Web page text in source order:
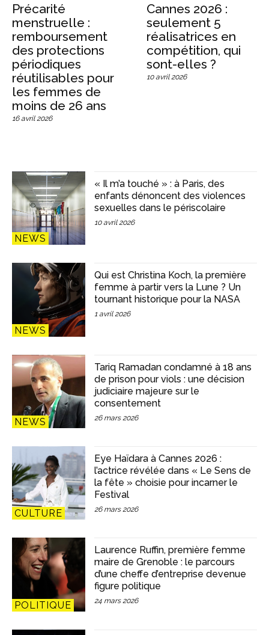
Précarité
menstruelle :
remboursement
des protections
périodiques
réutilisables pour
les femmes de
moins de 26 ans
16 avril 2026
Cannes 2026 :
seulement 5
réalisatrices en
compétition, qui
sont-elles ?
10 avril 2026
NEWS
« Il m’a touché » : à Paris, des
enfants dénoncent des violences
sexuelles dans le périscolaire
10 avril 2026
NEWS
Qui est Christina Koch, la première
femme à partir vers la Lune ? Un
tournant historique pour la NASA
1 avril 2026
NEWS
Tariq Ramadan condamné à 18 ans
de prison pour viols : une décision
judiciaire majeure sur le
consentement
26 mars 2026
CULTURE
Eye Haïdara à Cannes 2026 :
l’actrice révélée dans « Le Sens de
la fête » choisie pour incarner le
Festival
26 mars 2026
POLITIQUE
Laurence Ruffin, première femme
maire de Grenoble : le parcours
d’une cheffe d’entreprise devenue
figure politique
24 mars 2026